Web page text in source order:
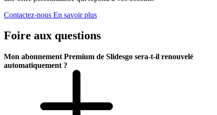
Contactez-nous En savoir plus
Foire aux questions
Mon abonnement Premium de Slidesgo sera-t-il renouvelé
automatiquement ?